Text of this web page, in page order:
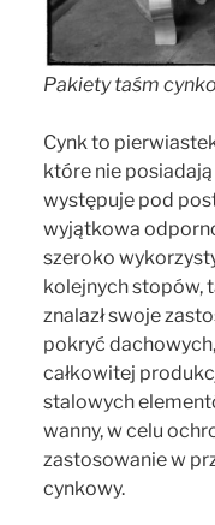
Pakiety taśm
Cynk to
które nie
występuje pod
wyjątkowa
szeroko
kolejnych stopów,
znalazł swoje
pokryć
całkowitej
stalowych
wanny, w celu
zastosowanie w
cynkowy.